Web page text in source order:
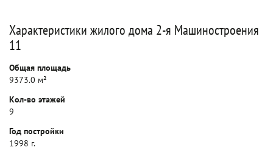
Характеристики жилого дома 2-я Машиностроения
11
Общая площадь
9373.0 м²
Кол-во этажей
9
Год постройки
1998 г.